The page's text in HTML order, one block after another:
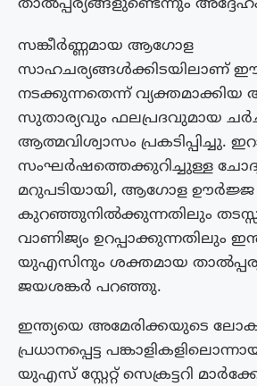
താൽപ്പര്യങ്ങളുണ്ടെന്നും അദ്ദേഹം
സങ്കീർണ്ണമായ ആഗോള
സാഹചര്യങ്ങൾക്കിടയിലാണ്
നടക്കുന്നതെന്ന് വ്യക്തമാക്കിയ
സുതാര്യവും ഫലപ്രദവുമായ
ആത്മവിശ്വാസം പ്രകടിപ്പിച്ചു.
സംഘർഷത്തെക്കുറിച്ചുള്ള
മറുപടിയായി, ആഗോള ഊർജ്ജ
കുറഞ്ഞുനിൽക്കുന്നതിലും
വാണിജ്യം ഉറപ്പാക്കുന്നതിലും
യുഎസിനും ശക്തമായ
ജയശങ്കർ പറഞ്ഞു.
ഇന്ത്യയെ അമേരിക്കയുടെ
പ്രധാനപ്പെട്ട
യുഎസ് സ്റ്റേറ്റ് സെക്രട്ടറി